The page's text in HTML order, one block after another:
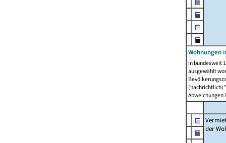
Wohnungen
In bundesweit
ausgewählt
Abweichungen
der